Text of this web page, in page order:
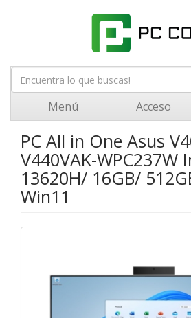
Menú Acceso
PC All in One Asus
V440VAK-WPC237W
13620H/ 16GB/
Win11